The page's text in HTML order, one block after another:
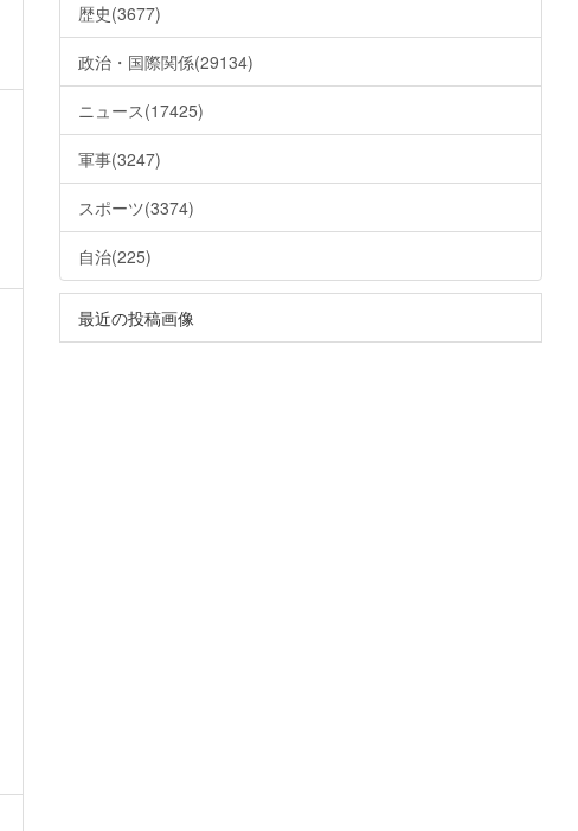
歴史(3677)
政治・国際関係(29134)
ニュース(17425)
軍事(3247)
スポーツ(3374)
自治(225)
最近の投稿画像